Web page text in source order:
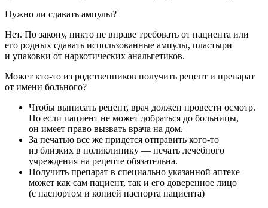
Нужно ли сдавать ампулы?
Нет. По закону, никто не вправе требовать от пациента или
его родных сдавать использованные ампулы, пластыри
и упаковки от наркотических анальгетиков.
Может кто-то из родственников получить рецепт и препарат
от имени больного?
Чтобы выписать рецепт, врач должен провести осмотр.
Но если пациент не может добраться до больницы,
он имеет право вызвать врача на дом.
За печатью все же придется отправить кого-то
из близких в поликлинику — печать лечебного
учреждения на рецепте обязательна.
Получить препарат в специально указанной аптеке
может как сам пациент, так и его доверенное лицо
(с паспортом и копией паспорта пациента)